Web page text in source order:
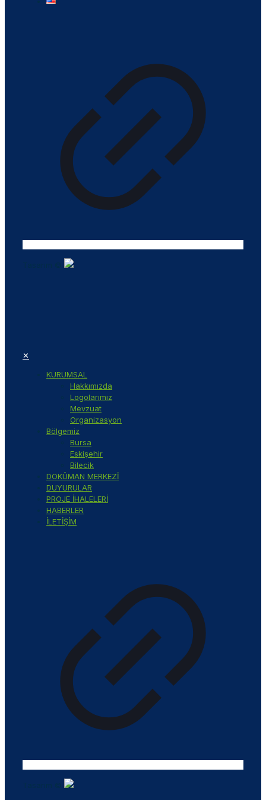
✕
KURUMSAL
Hakkımızda
Logolarımız
Mevzuat
Organizasyon
Bölgemiz
Bursa
Eskişehir
Bilecik
DOKÜMAN MERKEZİ
DUYURULAR
PROJE İHALELERİ
HABERLER
İLETİŞİM